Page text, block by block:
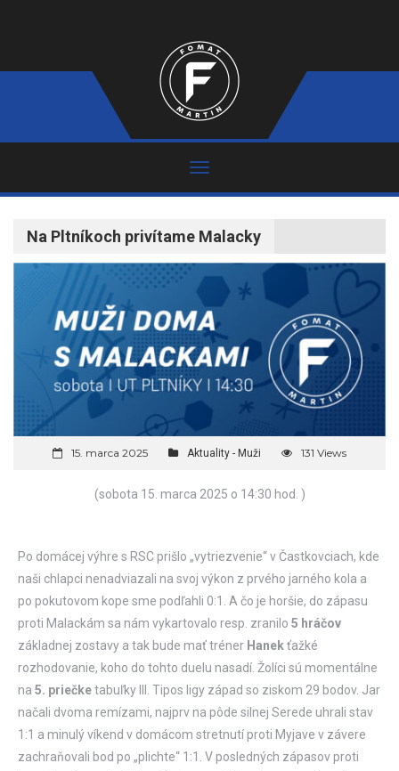
Na Pltníkoch privítame Malacky
15. marca 2025 Aktuality - Muži 131 Views
(sobota 15. marca 2025 o 14:30 hod. )
Po domácej výhre s RSC prišlo „vytriezvenie“ v Častkovciach, kde
naši chlapci nenadviazali na svoj výkon z prvého jarného kola a
po pokutovom kope sme podľahli 0:1. A čo je horšie, do zápasu
proti Malackám sa nám vykartovalo resp. zranilo 5 hráčov
základnej zostavy a tak bude mať tréner Hanekťažké
rozhodovanie, koho do tohto duelu nasadí. Žolíci sú momentálne
na 5. priečketabuľky III. Tipos ligy západ so ziskom 29 bodov. Jar
načali dvoma remízami, najprv na pôde silnej Serede uhrali stav
1:1 a minulý víkend v domácom stretnutí proti Myjave v závere
zachraňovali bod po „plichte“ 1:1. V posledných zápasov proti